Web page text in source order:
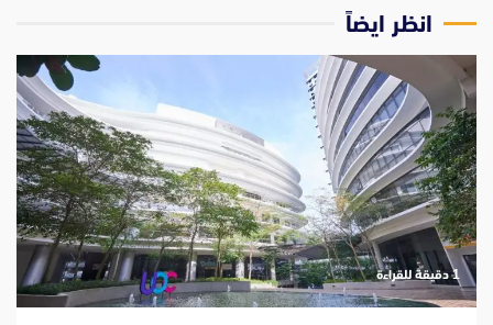
انظر ايضاً
‫1 دقيقة للقراءة